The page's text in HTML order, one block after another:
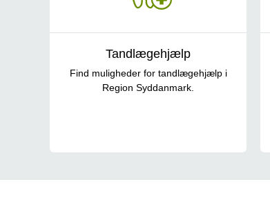
Tandlægehjælp
Find muligheder for tandlægehjælp i
Region Syddanmark.